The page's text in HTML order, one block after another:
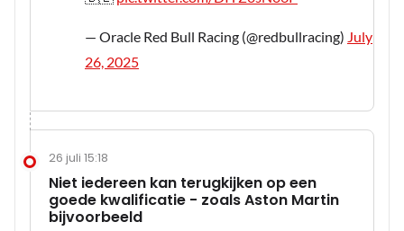
— Oracle Red Bull Racing (@redbullracing) July
26, 2025
26 juli 15:18
Niet iedereen kan terugkijken op een
goede kwalificatie - zoals Aston Martin
bijvoorbeeld